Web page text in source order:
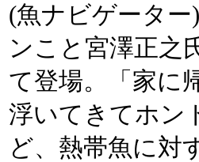
(魚ナビゲータ
ンこと宮澤正之
て登場。「家に
浮いてきてホン
ど、熱帯魚に対